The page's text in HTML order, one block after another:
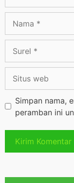
Simpan nama,
peramban ini